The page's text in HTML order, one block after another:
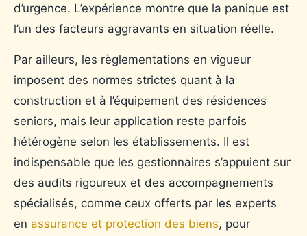
d’urgence. L’expérience montre que la panique est
l’un des facteurs aggravants en situation réelle.
Par ailleurs, les règlementations en vigueur
imposent des normes strictes quant à la
construction et à l’équipement des résidences
seniors, mais leur application reste parfois
hétérogène selon les établissements. Il est
indispensable que les gestionnaires s’appuient sur
des audits rigoureux et des accompagnements
spécialisés, comme ceux offerts par les experts
en assurance et protection des biens, pour